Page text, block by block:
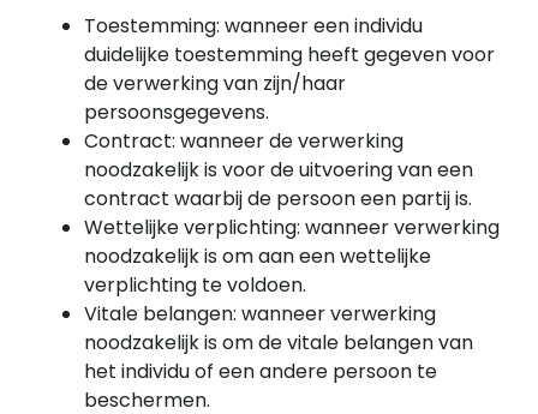
Toestemming: wanneer een individu
duidelijke toestemming heeft gegeven voor
de verwerking van zijn/haar
persoonsgegevens.
Contract: wanneer de verwerking
noodzakelijk is voor de uitvoering van een
contract waarbij de persoon een partij is.
Wettelijke verplichting: wanneer verwerking
noodzakelijk is om aan een wettelijke
verplichting te voldoen.
Vitale belangen: wanneer verwerking
noodzakelijk is om de vitale belangen van
het individu of een andere persoon te
beschermen.